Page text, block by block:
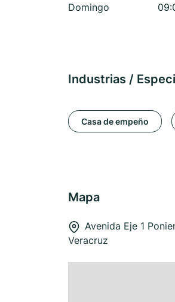
Domingo
Industrias /
Casa de empeño
Mapa
Avenida Eje 1
Veracruz